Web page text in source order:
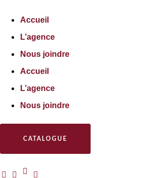
Accueil
L’agence
Nous joindre
Accueil
L’agence
Nous joindre
CATALOGUE